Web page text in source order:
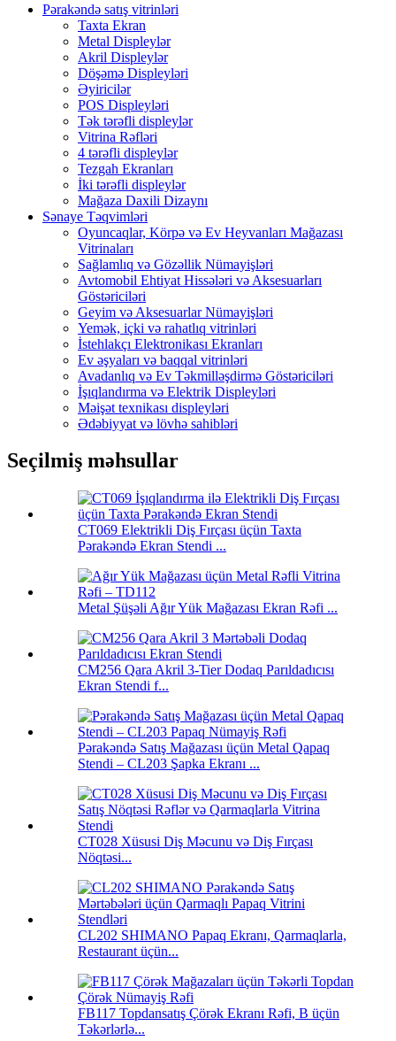
Pərakəndə satış vitrinləri
Taxta Ekran
Metal Displeylər
Akril Displeylər
Döşəmə Displeyləri
Əyiricilər
POS Displeyləri
Tək tərəfli displeylər
Vitrina Rəfləri
4 tərəfli displeylər
Tezgah Ekranları
İki tərəfli displeylər
Mağaza Daxili Dizaynı
Sənaye Təqvimləri
Oyuncaqlar, Körpə və Ev Heyvanları Mağazası
Vitrinaları
Sağlamlıq və Gözəllik Nümayişləri
Avtomobil Ehtiyat Hissələri və Aksesuarları
Göstəriciləri
Geyim və Aksesuarlar Nümayişləri
Yemək, içki və rahatlıq vitrinləri
İstehlakçı Elektronikası Ekranları
Ev əşyaları və baqqal vitrinləri
Avadanlıq və Ev Təkmilləşdirmə Göstəriciləri
İşıqlandırma və Elektrik Displeyləri
Məişət texnikası displeyləri
Ədəbiyyat və lövhə sahibləri
Seçilmiş məhsullar
CT069 Elektrikli Diş Fırçası üçün Taxta
Pərakəndə Ekran Stendi ...
Metal Şüşəli Ağır Yük Mağazası Ekran Rəfi ...
CM256 Qara Akril 3-Tier Dodaq Parıldadıcısı
Ekran Stendi f...
Pərakəndə Satış Mağazası üçün Metal Qapaq
Stendi – CL203 Şapka Ekranı ...
CT028 Xüsusi Diş Məcunu və Diş Fırçası
Nöqtəsi...
CL202 SHIMANO Papaq Ekranı, Qarmaqlarla,
Restaurant üçün...
FB117 Topdansatış Çörək Ekranı Rəfi, B üçün
Təkərlərlə...